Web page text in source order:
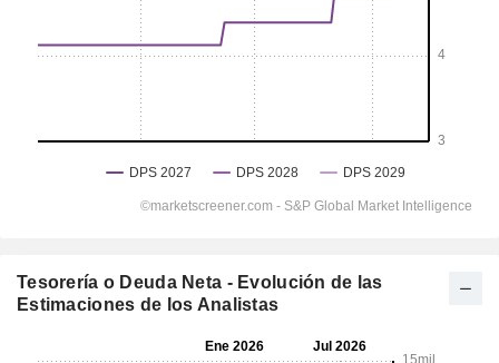
Tesorería o Deuda Neta - Evolución de las
Estimaciones de los Analistas